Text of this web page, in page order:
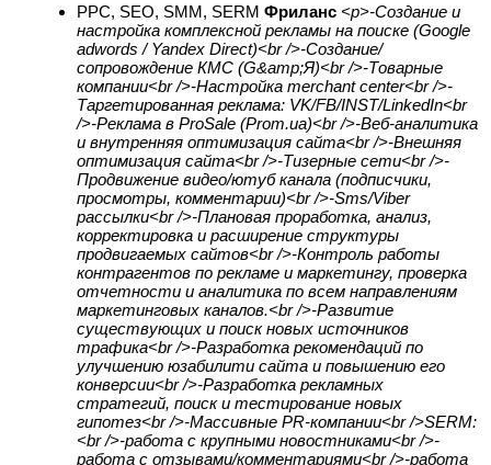
PPC, SEO, SMM, SERM Фриланс <p>-Создание и
настройка комплексной рекламы на поиске (Google
adwords / Yandex Direct)<br />-Создание/
сопровождение КМС (G&amp;Я)<br />-Товарные
компании<br />-Настройка merchant center<br />-
Таргетированная реклама: VK/FB/INST/LinkedIn<br
/>-Реклама в ProSale (Prom.ua)<br />-Веб-аналитика
и внутренняя оптимизация сайта<br />-Внешняя
оптимизация сайта<br />-Тизерные сети<br />-
Продвижение видео/ютуб канала (подписчики,
просмотры, комментарии)<br />-Sms/Viber
рассылки<br />-Плановая проработка, анализ,
корректировка и расширение структуры
продвигаемых сайтов<br />-Контроль работы
контрагентов по рекламе и маркетингу, проверка
отчетности и аналитика по всем направлениям
маркетинговых каналов.<br />-Развитие
существующих и поиск новых источников
трафика<br />-Разработка рекомендаций по
улучшению юзабилити сайта и повышению его
конверсии<br />-Разработка рекламных
стратегий, поиск и тестирование новых
гипотез<br />-Массивные PR-компании<br />SERM:
<br />-работа с крупными новостниками<br />-
работа с отзывами/комментариями<br />-работа